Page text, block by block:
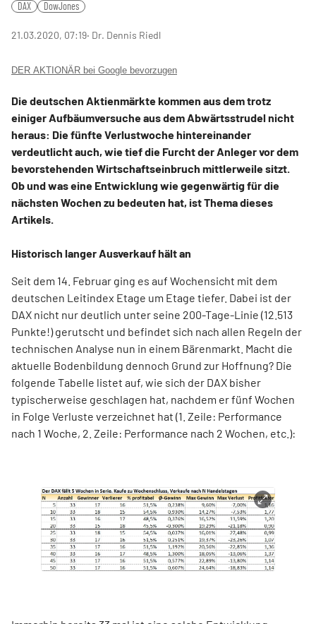
DAX DowJones
21.03.2020, 07:19‧ Dr. Dennis Riedl
DER AKTIONÄR bei Google bevorzugen
Die deutschen Aktienmärkte kommen aus dem trotz
einiger Aufbäumversuche aus dem Abwärtsstrudel nicht
heraus: Die fünfte Verlustwoche hintereinander
verdeutlicht auch, wie tief die Furcht der Anleger vor dem
bevorstehenden Wirtschaftseinbruch mittlerweile sitzt.
Ob und was eine Entwicklung wie gegenwärtig für die
nächsten Wochen zu bedeuten hat, ist Thema dieses
Artikels.
Historisch langer Ausverkauf hält an
Seit dem 14. Februar ging es auf Wochensicht mit dem
deutschen Leitindex Etage um Etage tiefer. Dabei ist der
DAX nicht nur deutlich unter seine 200-Tage-Linie (12.513
Punkte!) gerutscht und befindet sich nach allen Regeln der
technischen Analyse nun in einem Bärenmarkt. Macht die
aktuelle Bodenbildung dennoch Grund zur Hoffnung? Die
folgende Tabelle listet auf, wie sich der DAX bisher
typischerweise geschlagen hat, nachdem er fünf Wochen
in Folge Verluste verzeichnet hat (1. Zeile: Performance
nach 1 Woche, 2. Zeile: Performance nach 2 Wochen, etc.):